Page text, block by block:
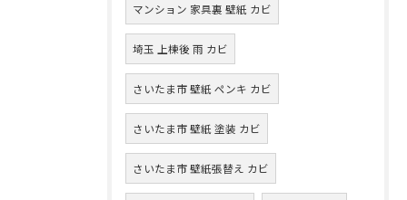
マンション 家具裏 壁紙 カビ
埼玉 上棟後 雨 カビ
さいたま市 壁紙 ペンキ カビ
さいたま市 壁紙 塗装 カビ
さいたま市 壁紙張替え カビ